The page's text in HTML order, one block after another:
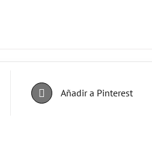
Añadir a Pinterest